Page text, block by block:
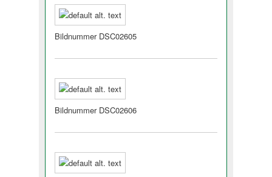
Bildnummer DSC02605
Bildnummer DSC02606